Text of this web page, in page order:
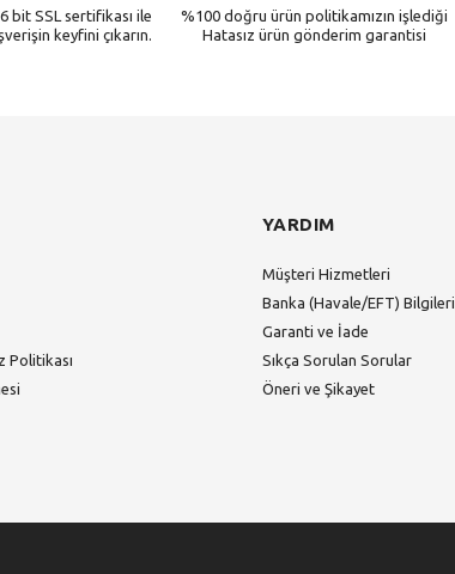
bit SSL sertifikası ile
keyfini çıkarın.
%100 doğru ürün politikamızın işlediği
Hatasız ürün gönderim garantisi
Politikası
YARDIM
Müşteri Hizmetleri
Banka (Havale/EFT) Bilgileri
Garanti ve İade
Sıkça Sorulan Sorular
Öneri ve Şikayet